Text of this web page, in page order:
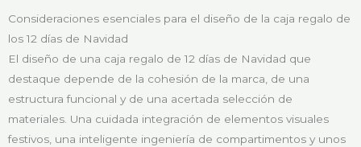
Consideraciones esenciales para el diseño de la caja regalo de
los 12 días de Navidad
El diseño de una caja regalo de 12 días de Navidad que
destaque depende de la cohesión de la marca, de una
estructura funcional y de una acertada selección de
materiales. Una cuidada integración de elementos visuales
festivos, una inteligente ingeniería de compartimentos y unos